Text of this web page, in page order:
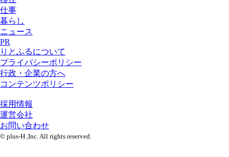
仕事
暮らし
ニュース
PR
りとふるについて
プライバシーポリシー
行政・企業の方へ
コンテンツポリシー
採用情報
運営会社
お問い合わせ
© plus-H ,Inc. All rights reserved.